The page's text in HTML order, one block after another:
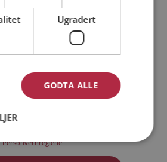
Personvernreglene
Ugradert
GODTA ALLE